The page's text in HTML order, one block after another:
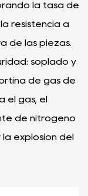
la tasa de
resistencia a
de las piezas.
soplado y
de gas de
el gas, el
de nitrógeno
explosión del